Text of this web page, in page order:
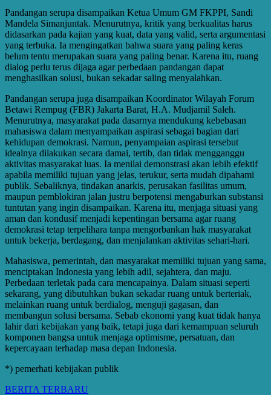
Pandangan serupa disampaikan Ketua Umum GM FKPPI, Sandi
Mandela Simanjuntak. Menurutnya, kritik yang berkualitas harus
didasarkan pada kajian yang kuat, data yang valid, serta argumentasi
yang terbuka. Ia mengingatkan bahwa suara yang paling keras
belum tentu merupakan suara yang paling benar. Karena itu, ruang
dialog perlu terus dijaga agar perbedaan pandangan dapat
menghasilkan solusi, bukan sekadar saling menyalahkan.
Pandangan serupa juga disampaikan Koordinator Wilayah Forum
Betawi Rempug (FBR) Jakarta Barat, H.A. Mudjamil Saleh.
Menurutnya, masyarakat pada dasarnya mendukung kebebasan
mahasiswa dalam menyampaikan aspirasi sebagai bagian dari
kehidupan demokrasi. Namun, penyampaian aspirasi tersebut
idealnya dilakukan secara damai, tertib, dan tidak mengganggu
aktivitas masyarakat luas. Ia menilai demonstrasi akan lebih efektif
apabila memiliki tujuan yang jelas, terukur, serta mudah dipahami
publik. Sebaliknya, tindakan anarkis, perusakan fasilitas umum,
maupun pemblokiran jalan justru berpotensi mengaburkan substansi
tuntutan yang ingin disampaikan. Karena itu, menjaga situasi yang
aman dan kondusif menjadi kepentingan bersama agar ruang
demokrasi tetap terpelihara tanpa mengorbankan hak masyarakat
untuk bekerja, berdagang, dan menjalankan aktivitas sehari-hari.
Mahasiswa, pemerintah, dan masyarakat memiliki tujuan yang sama,
menciptakan Indonesia yang lebih adil, sejahtera, dan maju.
Perbedaan terletak pada cara mencapainya. Dalam situasi seperti
sekarang, yang dibutuhkan bukan sekadar ruang untuk berteriak,
melainkan ruang untuk berdialog, menguji gagasan, dan
membangun solusi bersama. Sebab ekonomi yang kuat tidak hanya
lahir dari kebijakan yang baik, tetapi juga dari kemampuan seluruh
komponen bangsa untuk menjaga optimisme, persatuan, dan
kepercayaan terhadap masa depan Indonesia.
*) pemerhati kebijakan publik
BERITA TERBARU